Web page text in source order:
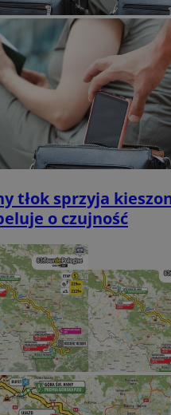
tłok sprzyja
o czujność